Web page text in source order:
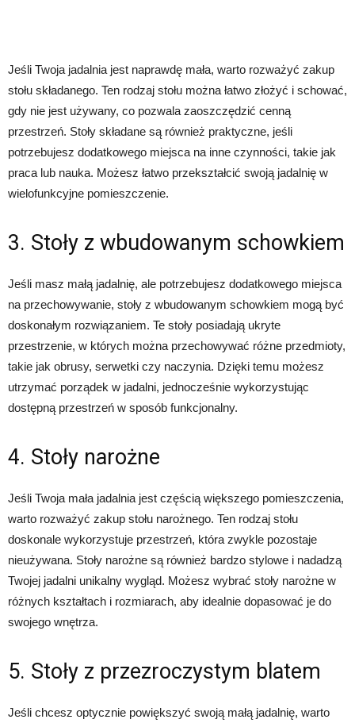
Jeśli Twoja jadalnia jest naprawdę mała, warto rozważyć zakup
stołu składanego. Ten rodzaj stołu można łatwo złożyć i schować,
gdy nie jest używany, co pozwala zaoszczędzić cenną
przestrzeń. Stoły składane są również praktyczne, jeśli
potrzebujesz dodatkowego miejsca na inne czynności, takie jak
praca lub nauka. Możesz łatwo przekształcić swoją jadalnię w
wielofunkcyjne pomieszczenie.
3. Stoły z wbudowanym schowkiem
Jeśli masz małą jadalnię, ale potrzebujesz dodatkowego miejsca
na przechowywanie, stoły z wbudowanym schowkiem mogą być
doskonałym rozwiązaniem. Te stoły posiadają ukryte
przestrzenie, w których można przechowywać różne przedmioty,
takie jak obrusy, serwetki czy naczynia. Dzięki temu możesz
utrzymać porządek w jadalni, jednocześnie wykorzystując
dostępną przestrzeń w sposób funkcjonalny.
4. Stoły narożne
Jeśli Twoja mała jadalnia jest częścią większego pomieszczenia,
warto rozważyć zakup stołu narożnego. Ten rodzaj stołu
doskonale wykorzystuje przestrzeń, która zwykle pozostaje
nieużywana. Stoły narożne są również bardzo stylowe i nadadzą
Twojej jadalni unikalny wygląd. Możesz wybrać stoły narożne w
różnych kształtach i rozmiarach, aby idealnie dopasować je do
swojego wnętrza.
5. Stoły z przezroczystym blatem
Jeśli chcesz optycznie powiększyć swoją małą jadalnię, warto